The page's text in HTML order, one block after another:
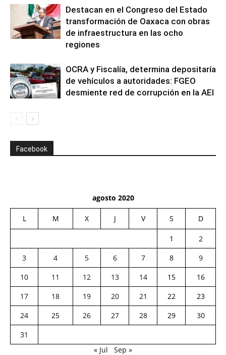
Destacan en el Congreso del Estado
transformación de Oaxaca con obras
de infraestructura en las ocho
regiones
OCRA y Fiscalía, determina depositaría
de vehículos a autoridades: FGEO
desmiente red de corrupción en la AEI
Facebook
agosto 2020
L M X J V S D
1
2
3
4 5 6 7 8
9
10
11 12 13 14 15
16
17
18 19 20 21 22
23
24
25 26 27 28 29
30
31
« Jul
Sep »